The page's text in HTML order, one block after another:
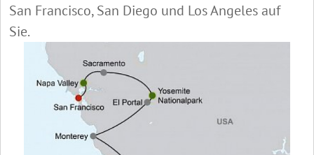
San Francisco, San Diego und Los Angeles auf
Sie.